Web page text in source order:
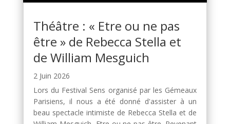
Théâtre : « Etre ou ne pas
être » de Rebecca Stella et
de William Mesguich
2 Juin 2026
Lors du Festival Sens organisé par les Gémeaux
Parisiens, il nous a été donné d'assister à un
beau spectacle intimiste de Rebecca Stella et de